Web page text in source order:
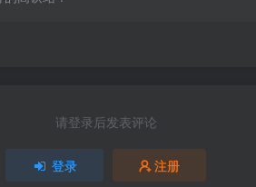
请登录后发表评论
登录 注册